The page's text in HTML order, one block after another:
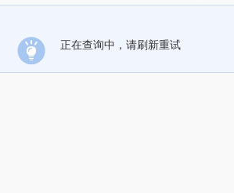
正在查询中，请刷新重试